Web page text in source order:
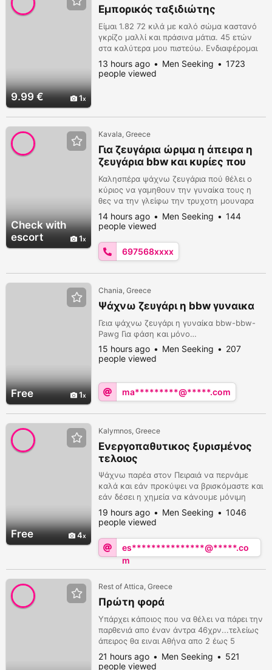
9.99 € 1
Εμπορικός ταξιδιώτης
Είμαι 1.82 72 κιλά με καλό σώμα καστανό
γκρίζο μαλλί και πράσινα μάτια. 45 ετών
στα καλύτερα μου πιστεύω. Ενδιαφέρομαι
για γνωριμία με ζευγάρια κυρίως που
θέλουν είτε να πειραματιστούν είτε να
βάλουν έναν τρίτο στην παρέα τους. Είμαι
13 hours ago Men Seeking
1723
people viewed
Check with
escort
1
Kavala, Greece
Για ζευγάρια ώριμα η άπειρα η
ζευγάρια bbw και κυρίες που
δεν τους εικανοπη ο άντρα
τους
Καλησπέρα ψάχνω ζευγάρια πού θέλει ο
κύριος να γαμηθουν την γυναίκα τους η
θες να την γλείφω την τρυχοτη μουναρα
της και να τρελενετε από καύλα αν σε
αρέσει κάτι τέτοιο τοτες επικοινώνησε στο
6975680128 η στο γουατσαπ και στο teams
Antonis tonis Tonis tonis έχω μια φωτό με
κοκκινα χυλη η στο Viber από καβαλα
14 hours ago Men Seeking
144
people viewed
697568xxxx
Free 1
Chania, Greece
Ψάχνω ζευγάρι η bbw γυναικα
Γεια ψάχνω ζευγάρι η γυναίκα bbw-bbw-
Pawg Για φάση και μόνο…
15 hours ago Men Seeking
207
people viewed
ma*********@*****.com
Free 4
Kalymnos, Greece
Ενεργοπαθυτικος ξυρισμένος
τελοιος
Ψάχνω παρέα στον Πειραιά να περνάμε
καλά και εάν προκύψει να βρισκόμαστε και
εάν δέσει η χημεία να κάνουμε μόνιμη
σχέση και όσο αντέει τονίζω να περνάμε
καλα
19 hours ago Men Seeking
1046
people viewed
es***************@*****.co
m
Rest of Attica, Greece
Πρώτη φορά
Υπάρχει κάποιος που να θέλει να πάρει την
παρθενιά απο έναν άντρα 46χρν...τελείως
άπειρος θα ειναι Αθήνα απο 2 έως 5
Μαρτίου...οποίος ενδιαφέρεται ας μου
στείλει...περιμένω μήνυμα σας...
21 hours ago Men Seeking
521
people viewed